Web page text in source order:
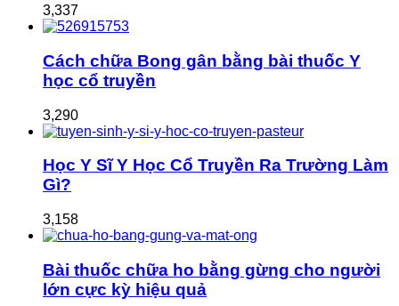
3,337
Cách chữa Bong gân bằng bài thuốc Y
học cổ truyền
3,290
Học Y Sĩ Y Học Cổ Truyền Ra Trường Làm
Gì?
3,158
Bài thuốc chữa ho bằng gừng cho người
lớn cực kỳ hiệu quả